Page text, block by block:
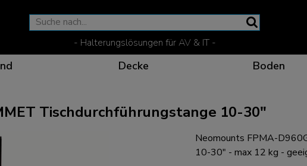
- Halterungslösungen für AV & IT -
Die optimale
Wirksame Kommunikation,
Decke
Flexible Lösungen für die
Boden
Spezielle Produkte für
Tischdurchführungstange 10-30"
Neomounts FPMA-
10-30" - max 12 kg -